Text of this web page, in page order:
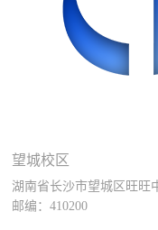
望城校区
湖南省长沙市望城区旺旺
邮编：410200